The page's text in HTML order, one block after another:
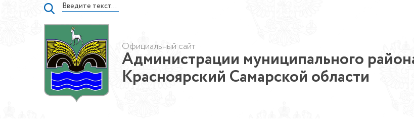
Официальный сайт
Администрации муниципального
Красноярский Самарской области